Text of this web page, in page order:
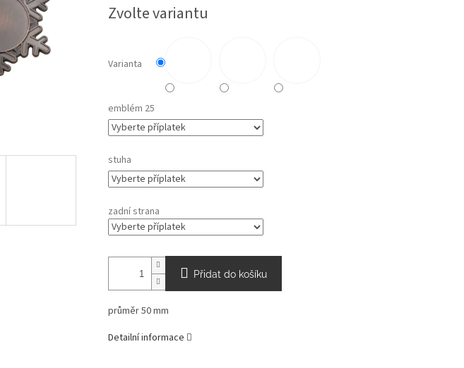
Zvolte variantu
Varianta
emblém 25
stuha
zadní strana
Přidat do košíku
průměr 50 mm
Detailní informace